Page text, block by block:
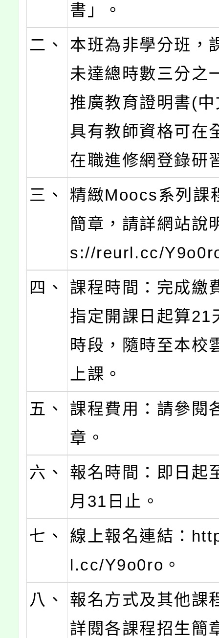
書」。
二、
本班為非學分班，
未達總時數三分之
推廣教育證明書(
具有教師資格可在
在職進修網登錄研
三、
精緻Moocs系列課
簡章，請詳網站說
s://reurl.cc/
四、
課程時間：完成繳
指定開課日起算21
時段，隨時至本校
上課。
五、
課程費用：請參閱
章。
六、
報名時間：即日起
月31日止。
七、
線上報名連結：
l.cc/Y9o0ro。
八、
報名方式及其他課
詳閱各課程招生簡